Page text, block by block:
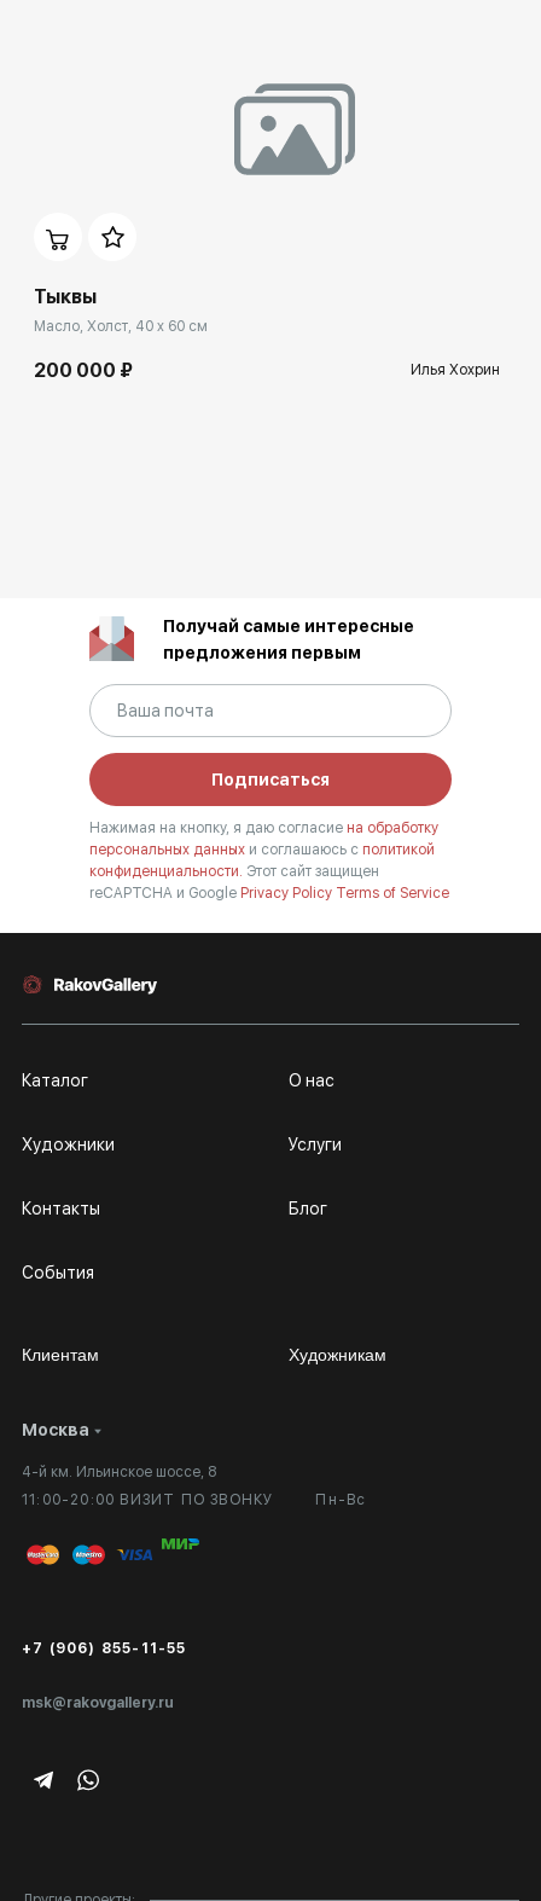
Тыквы
Масло, Холст, 40 x 60 см
200 000 ₽ Илья Хохрин
Получай самые интересные
предложения первым
Подписаться
Нажимая на кнопку, я даю согласие на обработку
персональных данных и соглашаюсь с политикой
конфиденциальности. Этот сайт защищен
reCAPTCHA и Google Privacy Policy Terms of Service
Москва
4-й км. Ильинское шоссе, 8
11:00-20:00 ВИЗИТ ПО ЗВОНКУ
Пн-Вс
msk@rakovgallery.ru
+7 (906) 855-11-55
Каталог
Художники
Контакты
События
О нас
Услуги
Блог
Клиентам
Личный кабинет
Вопросы и ответы
Публичная оферта
Экспертиза/Вывоз за границу
Подарочные сертификаты
Художникам
Сотрудничество
Выставка в галерее